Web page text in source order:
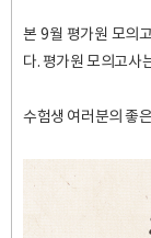
본 9월 평가원 모의
다. 평가원 모의고사
수험생 여러분의 좋